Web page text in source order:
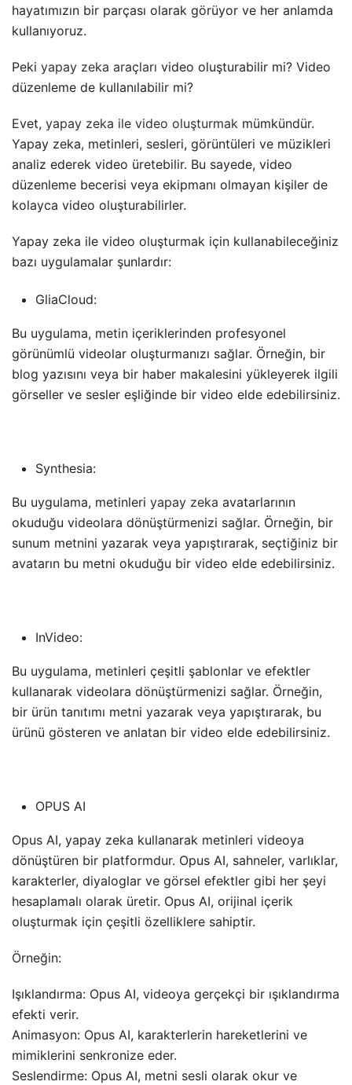
hayatımızın bir parçası olarak görüyor ve her anlamda
kullanıyoruz.
Peki yapay zeka araçları video oluşturabilir mi? Video
düzenleme de kullanılabilir mi?
Evet, yapay zeka ile video oluşturmak mümkündür.
Yapay zeka, metinleri, sesleri, görüntüleri ve müzikleri
analiz ederek video üretebilir. Bu sayede, video
düzenleme becerisi veya ekipmanı olmayan kişiler de
kolayca video oluşturabilirler.
Yapay zeka ile video oluşturmak için kullanabileceğiniz
bazı uygulamalar şunlardır:
GliaCloud:
Bu uygulama, metin içeriklerinden profesyonel
görünümlü videolar oluşturmanızı sağlar. Örneğin, bir
blog yazısını veya bir haber makalesini yükleyerek ilgili
görseller ve sesler eşliğinde bir video elde edebilirsiniz.
Synthesia:
Bu uygulama, metinleri yapay zeka avatarlarının
okuduğu videolara dönüştürmenizi sağlar. Örneğin, bir
sunum metnini yazarak veya yapıştırarak, seçtiğiniz bir
avatarın bu metni okuduğu bir video elde edebilirsiniz.
InVideo:
Bu uygulama, metinleri çeşitli şablonlar ve efektler
kullanarak videolara dönüştürmenizi sağlar. Örneğin,
bir ürün tanıtımı metni yazarak veya yapıştırarak, bu
ürünü gösteren ve anlatan bir video elde edebilirsiniz.
OPUS AI
Opus AI, yapay zeka kullanarak metinleri videoya
dönüştüren bir platformdur. Opus AI, sahneler, varlıklar,
karakterler, diyaloglar ve görsel efektler gibi her şeyi
hesaplamalı olarak üretir. Opus AI, orijinal içerik
oluşturmak için çeşitli özelliklere sahiptir.
Örneğin:
Işıklandırma: Opus AI, videoya gerçekçi bir ışıklandırma
efekti verir.
Animasyon: Opus AI, karakterlerin hareketlerini ve
mimiklerini senkronize eder.
Seslendirme: Opus AI, metni sesli olarak okur ve